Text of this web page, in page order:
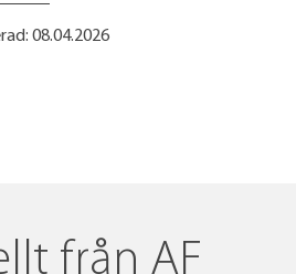
08.04.2026
från AF